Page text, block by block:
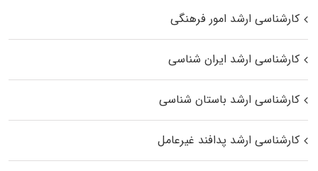
کارشناسی ارشد امور فرهنگی
کارشناسی ارشد ایران شناسی
کارشناسی ارشد باستان شناسی
کارشناسی ارشد پدافند غیرعامل